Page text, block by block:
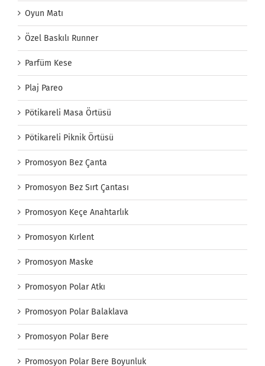
Oyun Matı
Özel Baskılı Runner
Parfüm Kese
Plaj Pareo
Pötikareli Masa Örtüsü
Pötikareli Piknik Örtüsü
Promosyon Bez Çanta
Promosyon Bez Sırt Çantası
Promosyon Keçe Anahtarlık
Promosyon Kırlent
Promosyon Maske
Promosyon Polar Atkı
Promosyon Polar Balaklava
Promosyon Polar Bere
Promosyon Polar Bere Boyunluk